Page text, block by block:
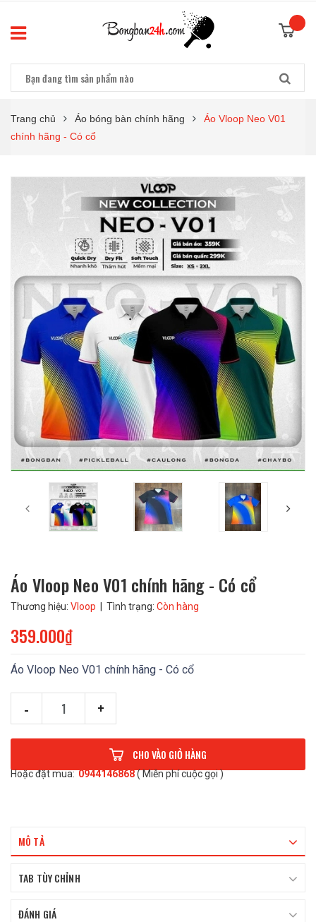
Trang chủ Áo bóng bàn chính hãng
Áo Vloop Neo V01
chính hãng - Có cổ
Áo Vloop Neo V01 chính hãng - Có cổ
Thương hiệu: Vloop | Tình trạng: Còn hàng
359.000₫
Áo Vloop Neo V01 chính hãng - Có cổ
- +
CHO VÀO GIỎ HÀNG
Hoặc đặt mua: 0944146868( Miễn phí cuộc gọi )
MÔ TẢ
TAB TÙY CHỈNH
ĐÁNH GIÁ